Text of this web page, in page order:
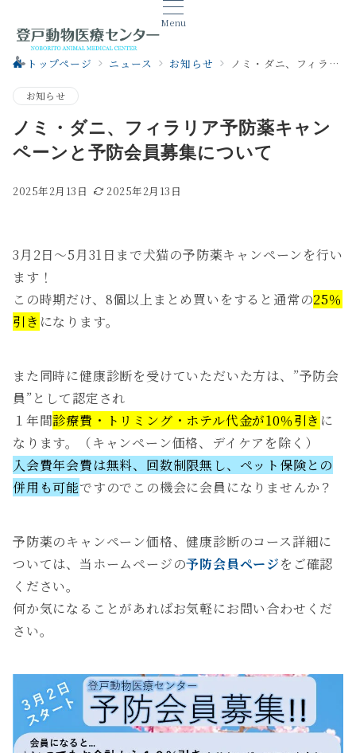
Menu
トップページ ニュース お知らせ ノミ・ダニ、フィラリア予防薬キャンペーンと予防会員募集について
お知らせ
ノミ・ダニ、フィラリア予防薬キャン
ペーンと予防会員募集について
2025年2月13日 2025年2月13日
3月2日〜5月31日まで犬猫の予防薬キャンペーンを行い
ます！
この時期だけ、8個以上まとめ買いをすると通常の25％
引き になります。
また同時に健康診断を受けていただいた方は、”予防会
員”として認定され
１年間診療費・トリミング・ホテル代金が10％引き に
なります。（キャンペーン価格、デイケアを除く）
入会費年会費は無料、回数制限無し、ペット保険との
併用も可能ですのでこの機会に会員になりませんか？
予防薬のキャンペーン価格、健康診断のコース詳細に
ついては、当ホームページの予防会員ページをご確認
ください。
何か気になることがあればお気軽にお問い合わせくだ
さい。